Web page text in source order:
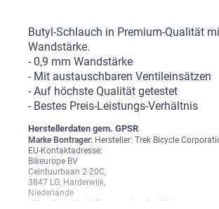
Butyl-Schlauch in Premium-Qualität
Wandstärke.
- 0,9 mm Wandstärke
- Mit austauschbaren Ventileinsätzen
- Auf höchste Qualität getestet
- Bestes Preis-Leistungs-Verhältnis
Herstellerdaten gem. GPSR
Marke Bontrager: Hersteller: Trek Bicycle
EU-Kontaktadresse:
Bikeurope BV
Ceintuurbaan 2-20C,
3847 LG, Harderwijk,
Niederlande
https://www.trekbikes.com/contactUs/